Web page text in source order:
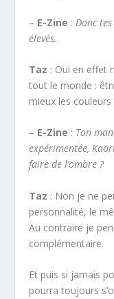
– E-Zine : Donc
élevés.
Taz : Oui en effet
tout le monde :
mieux les
– E-Zine : Ton
expérimentée,
faire de l’ombre ?
Taz : Non je ne
personnalité, le
Au contraire je
complémentaire.
Et puis si jamais
pourra toujours